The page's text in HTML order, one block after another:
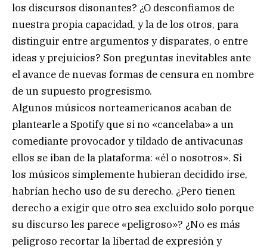
los discursos disonantes? ¿O desconfiamos de
nuestra propia capacidad, y la de los otros, para
distinguir entre argumentos y disparates, o entre
ideas y prejuicios? Son preguntas inevitables ante
el avance de nuevas formas de censura en nombre
de un supuesto progresismo.
Algunos músicos norteamericanos acaban de
plantearle a Spotify que si no «cancelaba» a un
comediante provocador y tildado de antivacunas
ellos se iban de la plataforma: «él o nosotros». Si
los músicos simplemente hubieran decidido irse,
habrían hecho uso de su derecho. ¿Pero tienen
derecho a exigir que otro sea excluido solo porque
su discurso les parece «peligroso»? ¿No es más
peligroso recortar la libertad de expresión y